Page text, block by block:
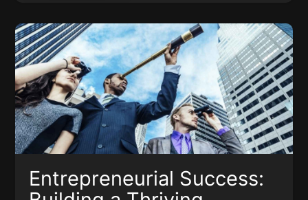
Entrepreneurial Success: